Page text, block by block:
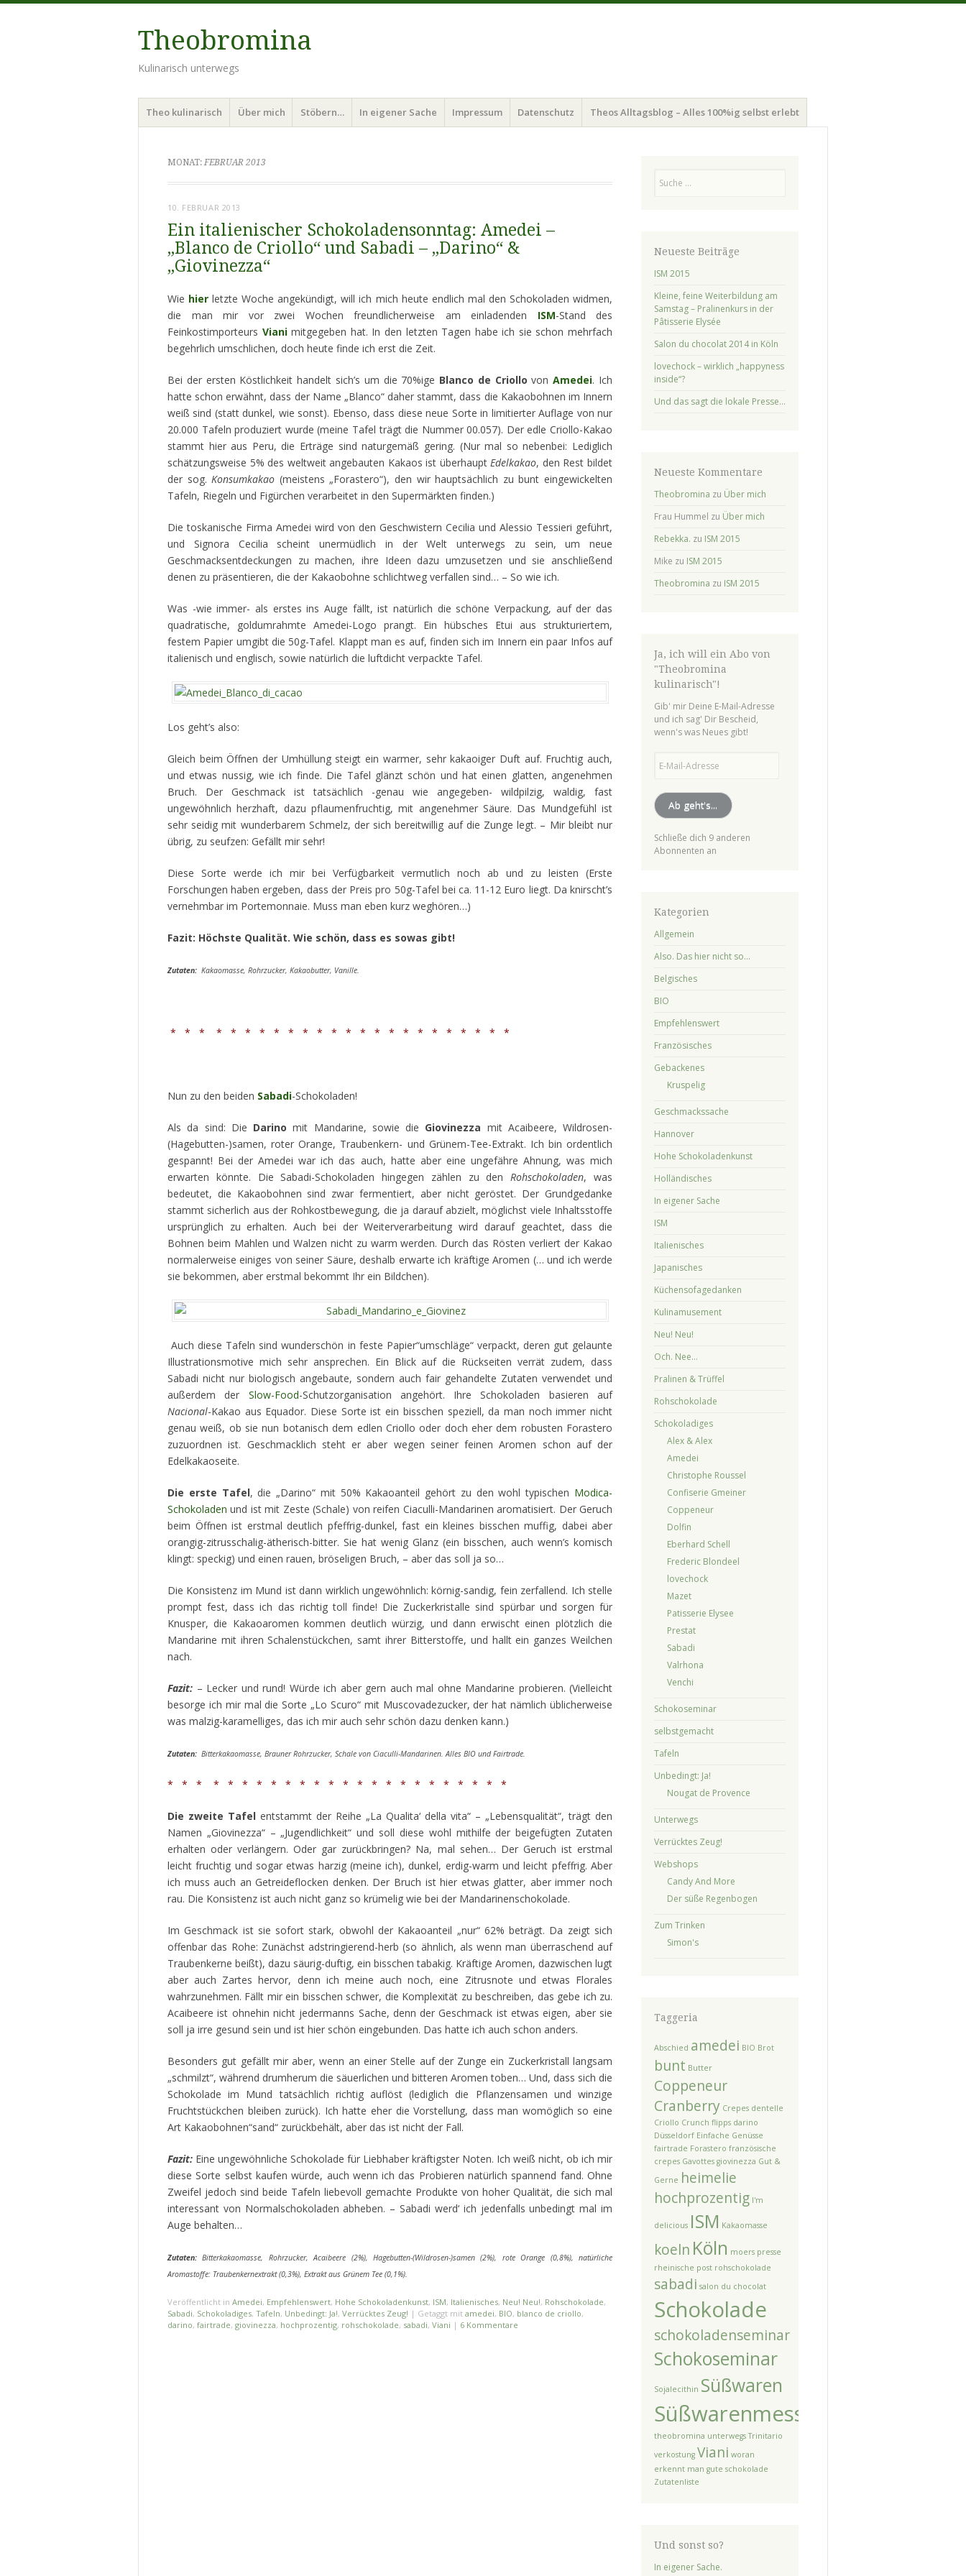
Theobromina
Kulinarisch unterwegs
Menü
Zum
Inhalt
Theo kulinarisch Über mich Stöbern… In eigener Sache Impressum Datenschutz Theos Alltagsblog – Alles 100%ig selbst erlebt
MONAT: FEBRUAR 2013
10. FEBRUAR 2013
Ein italienischer Schokoladensonntag: Amedei –
„Blanco de Criollo“ und Sabadi – „Darino“ &
„Giovinezza“
Wie hier letzte Woche angekündigt, will ich mich heute endlich mal den Schokoladen widmen,
die man mir vor zwei Wochen freundlicherweise am einladenden ISM-Stand des
Feinkostimporteurs Viani mitgegeben hat. In den letzten Tagen habe ich sie schon mehrfach
begehrlich umschlichen, doch heute finde ich erst die Zeit.
Bei der ersten Köstlichkeit handelt sich’s um die 70%ige Blanco de Criollo vonAmedei. Ich
hatte schon erwähnt, dass der Name „Blanco“ daher stammt, dass die Kakaobohnen im Innern
weiß sind (statt dunkel, wie sonst). Ebenso, dass diese neue Sorte in limitierter Auflage von nur
20.000 Tafeln produziert wurde (meine Tafel trägt die Nummer 00.057). Der edle Criollo-Kakao
stammt hier aus Peru, die Erträge sind naturgemäß gering. (Nur mal so nebenbei: Lediglich
schätzungsweise 5% des weltweit angebauten Kakaos ist überhauptEdelkakao, den Rest bildet
der sog.Konsumkakao (meistens „Forastero“), den wir hauptsächlich zu bunt eingewickelten
Tafeln, Riegeln und Figürchen verarbeitet in den Supermärkten finden.)
Die toskanische Firma Amedei wird von den Geschwistern Cecilia und Alessio Tessieri geführt,
und Signora Cecilia scheint unermüdlich in der Welt unterwegs zu sein, um neue
Geschmacksentdeckungen zu machen, ihre Ideen dazu umzusetzen und sie anschließend
denen zu präsentieren, die der Kakaobohne schlichtweg verfallen sind… – So wie ich.
Was -wie immer- als erstes ins Auge fällt, ist natürlich die schöne Verpackung, auf der das
quadratische, goldumrahmte Amedei-Logo prangt. Ein hübsches Etui aus strukturiertem,
festem Papier umgibt die 50g-Tafel. Klappt man es auf, finden sich im Innern ein paar Infos auf
italienisch und englisch, sowie natürlich die luftdicht verpackte Tafel.
Los geht’s also:
Gleich beim Öffnen der Umhüllung steigt ein warmer, sehr kakaoiger Duft auf. Fruchtig auch,
und etwas nussig, wie ich finde. Die Tafel glänzt schön und hat einen glatten, angenehmen
Bruch. Der Geschmack ist tatsächlich -genau wie angegeben- wildpilzig, waldig, fast
ungewöhnlich herzhaft, dazu pflaumenfruchtig, mit angenehmer Säure. Das Mundgefühl ist
sehr seidig mit wunderbarem Schmelz, der sich bereitwillig auf die Zunge legt. – Mir bleibt nur
übrig, zu seufzen: Gefällt mir sehr!
Diese Sorte werde ich mir bei Verfügbarkeit vermutlich noch ab und zu leisten (Erste
Forschungen haben ergeben, dass der Preis pro 50g-Tafel bei ca. 11-12 Euro liegt. Da knirscht’s
vernehmbar im Portemonnaie. Muss man eben kurz weghören…)
Fazit: Höchste Qualität. Wie schön, dass es sowas gibt!
Zutaten: Kakaomasse, Rohrzucker, Kakaobutter, Vanille.
* * * * * * * * * * * * * * * * * * * * * * * *
Nun zu den beiden Sabadi-Schokoladen!
Als da sind: Die Darino mit Mandarine, sowie die Giovinezza mit Acaibeere, Wildrosen-
(Hagebutten-)samen, roter Orange, Traubenkern- und Grünem-Tee-Extrakt. Ich bin ordentlich
gespannt! Bei der Amedei war ich das auch, hatte aber eine ungefähre Ahnung, was mich
erwarten könnte. Die Sabadi-Schokoladen hingegen zählen zu denRohschokoladen, was
bedeutet, die Kakaobohnen sind zwar fermentiert, aber nicht geröstet. Der Grundgedanke
stammt sicherlich aus der Rohkostbewegung, die ja darauf abzielt, möglichst viele Inhaltsstoffe
ursprünglich zu erhalten. Auch bei der Weiterverarbeitung wird darauf geachtet, dass die
Bohnen beim Mahlen und Walzen nicht zu warm werden. Durch das Rösten verliert der Kakao
normalerweise einiges von seiner Säure, deshalb erwarte ich kräftige Aromen (… und ich werde
sie bekommen, aber erstmal bekommt Ihr ein Bildchen).
Auch diese Tafeln sind wunderschön in feste Papier“umschläge“ verpackt, deren gut gelaunte
Illustrationsmotive mich sehr ansprechen. Ein Blick auf die Rückseiten verrät zudem, dass
Sabadi nicht nur biologisch angebaute, sondern auch fair gehandelte Zutaten verwendet und
außerdem der Slow-Food-Schutzorganisation angehört. Ihre Schokoladen basieren auf
Nacional-Kakao aus Equador. Diese Sorte ist ein bisschen speziell, da man noch immer nicht
genau weiß, ob sie nun botanisch dem edlen Criollo oder doch eher dem robusten Forastero
zuzuordnen ist. Geschmacklich steht er aber wegen seiner feinen Aromen schon auf der
Edelkakaoseite.
Die erste Tafel, die „Darino“ mit 50% Kakaoanteil gehört zu den wohl typischen Modica-
Schokoladen und ist mit Zeste (Schale) von reifen Ciaculli-Mandarinen aromatisiert. Der Geruch
beim Öffnen ist erstmal deutlich pfeffrig-dunkel, fast ein kleines bisschen muffig, dabei aber
orangig-zitrusschalig-ätherisch-bitter. Sie hat wenig Glanz (ein bisschen, auch wenn’s komisch
klingt: speckig) und einen rauen, bröseligen Bruch, – aber das soll ja so…
Die Konsistenz im Mund ist dann wirklich ungewöhnlich: körnig-sandig, fein zerfallend. Ich stelle
prompt fest, dass ich das richtig toll finde! Die Zuckerkristalle sind spürbar und sorgen für
Knusper, die Kakaoaromen kommen deutlich würzig, und dann erwischt einen plötzlich die
Mandarine mit ihren Schalenstückchen, samt ihrer Bitterstoffe, und hallt ein ganzes Weilchen
nach.
Fazit: – Lecker und rund! Würde ich aber gern auch mal ohne Mandarine probieren. (Vielleicht
besorge ich mir mal die Sorte „Lo Scuro“ mit Muscovadezucker, der hat nämlich üblicherweise
was malzig-karamelliges, das ich mir auch sehr schön dazu denken kann.)
Zutaten: Bitterkakaomasse, Brauner Rohrzucker, Schale von Ciaculli-Mandarinen. Alles BIO und Fairtrade.
* * * * * * * * * * * * * * * * * * * * * * * *
Die zweite Tafel entstammt der Reihe „La Qualita‘ della vita“ – „Lebensqualität“, trägt den
Namen „Giovinezza“ – „Jugendlichkeit“ und soll diese wohl mithilfe der beigefügten Zutaten
erhalten oder verlängern. Oder gar zurückbringen? Na, mal sehen… Der Geruch ist erstmal
leicht fruchtig und sogar etwas harzig (meine ich), dunkel, erdig-warm und leicht pfeffrig. Aber
ich muss auch an Getreideflocken denken. Der Bruch ist hier etwas glatter, aber immer noch
rau. Die Konsistenz ist auch nicht ganz so krümelig wie bei der Mandarinenschokolade.
Im Geschmack ist sie sofort stark, obwohl der Kakaoanteil „nur“ 62% beträgt. Da zeigt sich
offenbar das Rohe: Zunächst adstringierend-herb (so ähnlich, als wenn man überraschend auf
Traubenkerne beißt), dazu säurig-duftig, ein bisschen tabakig. Kräftige Aromen, dazwischen lugt
aber auch Zartes hervor, denn ich meine auch noch, eine Zitrusnote und etwas Florales
wahrzunehmen. Fällt mir ein bisschen schwer, die Komplexität zu beschreiben, das gebe ich zu.
Acaibeere ist ohnehin nicht jedermanns Sache, denn der Geschmack ist etwas eigen, aber sie
soll ja irre gesund sein und ist hier schön eingebunden. Das hatte ich auch schon anders.
Besonders gut gefällt mir aber, wenn an einer Stelle auf der Zunge ein Zuckerkristall langsam
„schmilzt“, während drumherum die säuerlichen und bitteren Aromen toben… Und, dass sich die
Schokolade im Mund tatsächlich richtig auflöst (lediglich die Pflanzensamen und winzige
Fruchtstückchen bleiben zurück). Ich hatte eher die Vorstellung, dass man womöglich so eine
Art Kakaobohnen“sand“ zurückbehält, aber das ist nicht der Fall.
Fazit: Eine ungewöhnliche Schokolade für Liebhaber kräftigster Noten. Ich weiß nicht, ob ich mir
diese Sorte selbst kaufen würde, auch wenn ich das Probieren natürlich spannend fand. Ohne
Zweifel jedoch sind beide Tafeln liebevoll gemachte Produkte von hoher Qualität, die sich mal
interessant von Normalschokoladen abheben. – Sabadi werd‘ ich jedenfalls unbedingt mal im
Auge behalten…
Zutaten: Bitterkakaomasse, Rohrzucker, Acaibeere (2%), Hagebutten-(Wildrosen-)samen (2%), rote Orange (0,8%), natürliche
Aromastoffe: Traubenkernextrakt (0,3%), Extrakt aus Grünem Tee (0,1%).
Veröffentlicht in Amedei, Empfehlenswert, Hohe Schokoladenkunst, ISM, Italienisches, Neu! Neu!, Rohschokolade,
Sabadi, Schokoladiges, Tafeln, Unbedingt: Ja!, Verrücktes Zeug! | Getaggt mit amedei, BIO, blanco de criollo,
darino, fairtrade, giovinezza, hochprozentig, rohschokolade, sabadi, Viani | 6 Kommentare
Neueste Beiträge
ISM 2015
Kleine, feine Weiterbildung am
Samstag – Pralinenkurs in der
Pâtisserie Elysée
Salon du chocolat 2014 in Köln
lovechock – wirklich „happyness
inside“?
Und das sagt die lokale Presse…
Neueste Kommentare
Theobromina zu Über mich
Frau Hummel zu Über mich
Rebekka. zu ISM 2015
Mike zu ISM 2015
Theobromina zu ISM 2015
Ja, ich will ein Abo von
"Theobromina
kulinarisch"!
Gib' mir Deine E-Mail-Adresse
und ich sag' Dir Bescheid,
wenn's was Neues gibt!
Mail-
Ab geht's...
Schließe dich 9 anderen
Abonnenten an
Kategorien
Allgemein
Also. Das hier nicht so…
Belgisches
BIO
Empfehlenswert
Französisches
Gebackenes
Kruspelig
Geschmackssache
Hannover
Hohe Schokoladenkunst
Holländisches
In eigener Sache
ISM
Italienisches
Japanisches
Küchensofagedanken
Kulinamusement
Neu! Neu!
Och. Nee…
Pralinen & Trüffel
Rohschokolade
Schokoladiges
Alex & Alex
Amedei
Christophe Roussel
Confiserie Gmeiner
Coppeneur
Dolfin
Eberhard Schell
Frederic Blondeel
lovechock
Mazet
Patisserie Elysee
Prestat
Sabadi
Valrhona
Venchi
Schokoseminar
selbstgemacht
Tafeln
Unbedingt: Ja!
Nougat de Provence
Unterwegs
Verrücktes Zeug!
Webshops
Candy And More
Der süße Regenbogen
Zum Trinken
Simon's
Taggeria
Abschied amedei BIO Brot
bunt Butter
Coppeneur
Cranberry Crepes dentelle
Criollo Crunch flipps darino
Düsseldorf Einfache Genüsse
fairtrade Forastero französische
crepes Gavottes giovinezza Gut &
Gerne heimelie
hochprozentig I'm
delicious ISM Kakaomasse
koeln Köln moers presse
rheinische post rohschokolade
sabadi salon du chocolat
Schokolade
schokoladenseminar
Schokoseminar
Sojalecithin Süßwaren
Süßwarenmesse
theobromina unterwegs Trinitario
verkostung Viani woran
erkennt man gute schokolade
Zutatenliste
Und sonst so?
In eigener Sache.